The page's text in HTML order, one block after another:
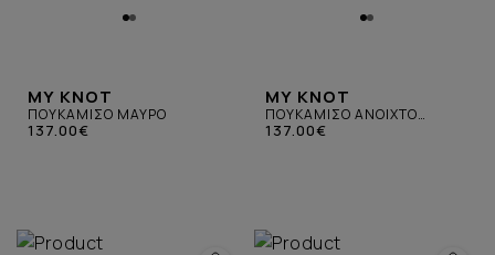
MY KNOT
ΠΟΥΚΑΜΙΣΟ ΜΑΥΡΟ
137.00€
MY KNOT
ΠΟΥΚΑΜΙΣΟ ΑΝΟΙΧΤΟ
ΠΡΑΣΙΝΟ
137.00€